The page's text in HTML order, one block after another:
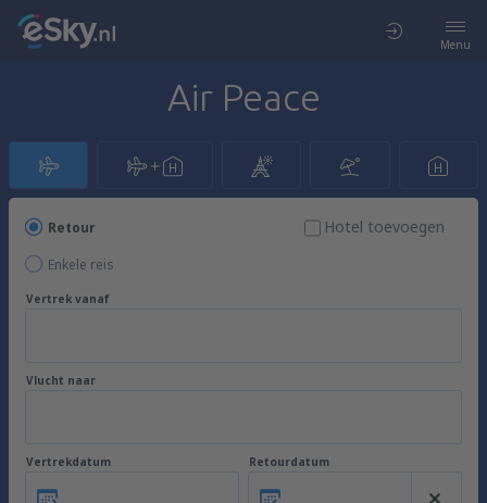
Menu
Air Peace
Retour
Enkele reis
Hotel toevoegen
Vertrek vanaf
Vlucht naar
Vertrekdatum Retourdatum